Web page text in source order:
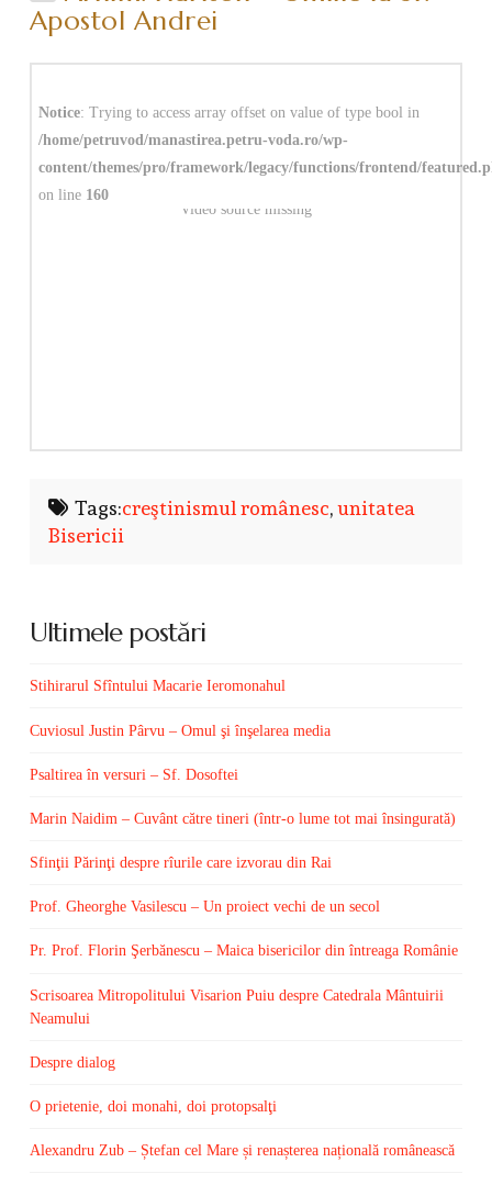
Apostol Andrei
Notice: Trying to access array offset on value of type bool in
/home/petruvod/manastirea.petru-voda.ro/wp-
content/themes/pro/framework/legacy/functions/frontend/
on line 160
Video source missing
Tags:creştinismul românesc,unitatea
Bisericii
Ultimele postări
Stihirarul Sfîntului Macarie Ieromonahul
Cuviosul Justin Pârvu – Omul şi înşelarea media
Psaltirea în versuri – Sf. Dosoftei
Marin Naidim – Cuvânt către tineri (într-o lume tot mai însingurată)
Sfinţii Părinţi despre rîurile care izvorau din Rai
Prof. Gheorghe Vasilescu – Un proiect vechi de un secol
Pr. Prof. Florin Şerbănescu – Maica bisericilor din întreaga Românie
Scrisoarea Mitropolitului Visarion Puiu despre Catedrala Mântuirii
Neamului
Despre dialog
O prietenie, doi monahi, doi protopsalţi
Alexandru Zub – Ștefan cel Mare și renașterea națională românească